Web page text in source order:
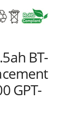
BT-
GPT-